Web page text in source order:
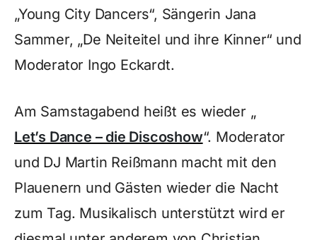
„Young City Dancers“, Sängerin Jana
Sammer, „De Neiteitel und ihre Kinner“ und
Moderator Ingo Eckardt.
Am Samstagabend heißt es wieder „
Let’s Dance – die Discoshow“. Moderator
und DJ Martin Reißmann macht mit den
Plauenern und Gästen wieder die Nacht
zum Tag. Musikalisch unterstützt wird er